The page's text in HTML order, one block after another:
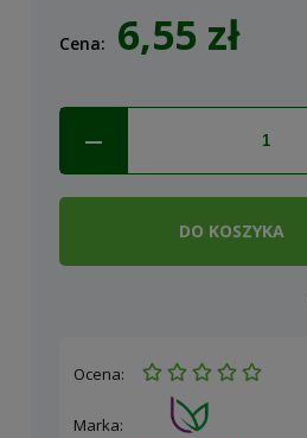
Cena: 6,55 zł
DO KOSZYKA
Ocena:
Marka: